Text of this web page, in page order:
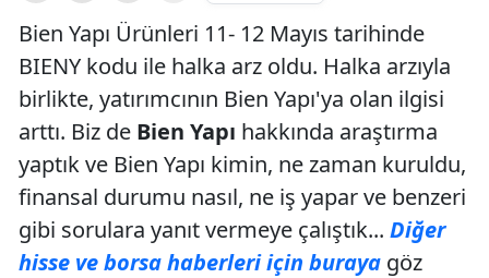
Bien Yapı Ürünleri 11- 12 Mayıs tarihinde
BIENY kodu ile halka arz oldu. Halka arzıyla
birlikte, yatırımcının Bien Yapı'ya olan ilgisi
arttı. Biz de Bien Yapı hakkında araştırma
yaptık ve Bien Yapı kimin, ne zaman kuruldu,
finansal durumu nasıl, ne iş yapar ve benzeri
gibi sorulara yanıt vermeye çalıştık... Diğer
hisse ve borsa haberleri için buraya göz